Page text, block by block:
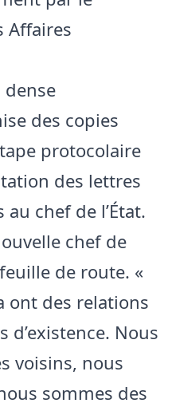
Affaires
des copies
protocolaire
des lettres
chef de l’État.
chef de
de route. «
ont des relations
d’existence. Nous
voisins, nous
sommes des